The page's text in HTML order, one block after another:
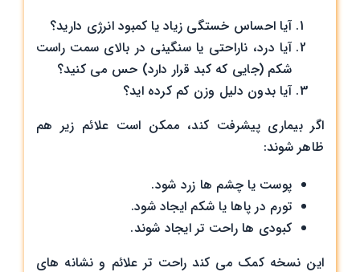
آیا احساس خستگی زیاد یا کمبود انرژی دارید؟
آیا درد، ناراحتی یا سنگینی در بالای سمت راست
شکم (جایی که کبد قرار دارد) حس می ‌کنید؟
آیا بدون دلیل وزن کم کرده ‌اید؟
اگر بیماری پیشرفت کند، ممکن است علائم زیر هم
ظاهر شوند:
پوست یا چشم ‌ها زرد شود.
تورم در پاها یا شکم ایجاد شود.
کبودی ‌ها راحت‌ تر ایجاد شوند.
این نسخه کمک می ‌کند راحت ‌تر علائم و نشانه های